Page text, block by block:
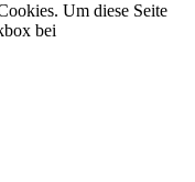
Um diese Seite
bei